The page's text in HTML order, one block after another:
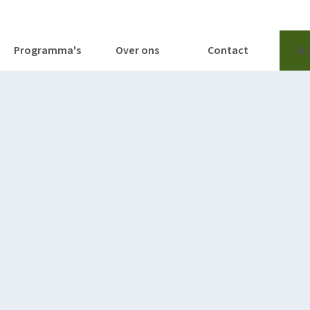
Programma's Over ons Contact Ik